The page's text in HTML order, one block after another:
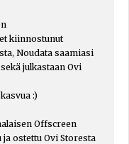
kiinnostunut
Noudata saamiasi
julkastaan Ovi
:)
Offscreen
ostettu Ovi Storesta